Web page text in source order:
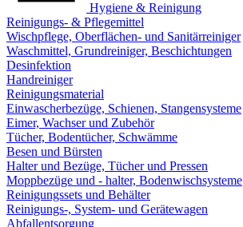
Hygiene & Reinigung
Reinigungs- & Pflegemittel
Wischpflege, Oberflächen- und Sanitärreiniger
Waschmittel, Grundreiniger, Beschichtungen
Desinfektion
Handreiniger
Reinigungsmaterial
Einwascherbezüge, Schienen, Stangensysteme
Eimer, Wachser und Zubehör
Tücher, Bodentücher, Schwämme
Besen und Bürsten
Halter und Bezüge, Tücher und Pressen
Moppbezüge und - halter, Bodenwischsysteme
Reinigungssets und Behälter
Reinigungs-, System- und Gerätewagen
Abfallentsorgung